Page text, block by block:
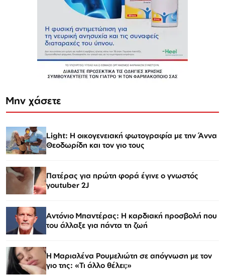
Μην χάσετε
Light: Η οικογενειακή φωτογραφία με την Άννα
Θεοδωρίδη και τον γιο τους
Πατέρας για πρώτη φορά έγινε ο γνωστός
youtuber 2J
Αντόνιο Μπαντέρας: Η καρδιακή προσβολή που
του άλλαξε για πάντα τη ζωή
H Μαριαλένα Ρουμελιώτη σε απόγνωση με τον
γιο της: «Τι άλλο θέλει;»